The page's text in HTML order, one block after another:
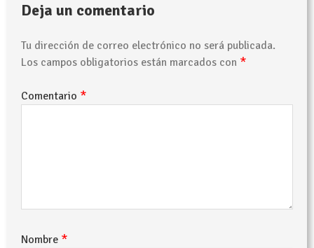
Deja un comentario
Tu dirección de correo electrónico no será publicada.
Los campos obligatorios están marcados con *
Comentario *
Nombre *